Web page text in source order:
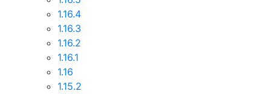
1.16.4
1.16.3
1.16.2
1.16.1
1.16
1.15.2